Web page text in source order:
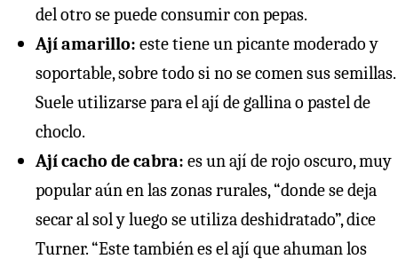
del otro se puede consumir con pepas.
Ají amarillo: este tiene un picante moderado y
soportable, sobre todo si no se comen sus semillas.
Suele utilizarse para el ají de gallina o pastel de
choclo.
Ají cacho de cabra: es un ají de rojo oscuro, muy
popular aún en las zonas rurales, “donde se deja
secar al sol y luego se utiliza deshidratado”, dice
Turner. “Este también es el ají que ahuman los